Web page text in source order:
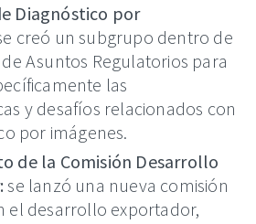
Diagnóstico por
creó un subgrupo dentro de
Asuntos Regulatorios para
las
y desafíos relacionados con
por imágenes.
de la Comisión Desarrollo
se lanzó una nueva comisión
el desarrollo exportador,